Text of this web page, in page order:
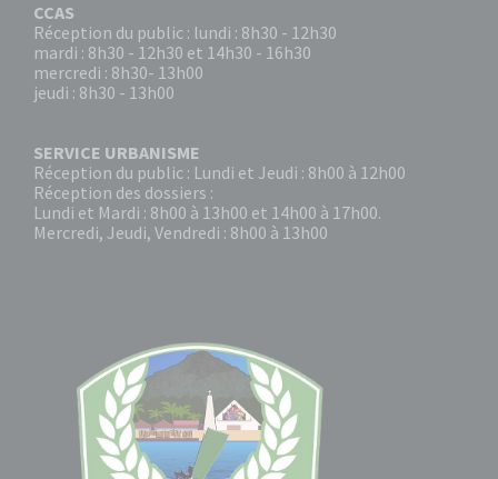
CCAS
Réception du public : lundi : 8h30 - 12h30
mardi : 8h30 - 12h30 et 14h30 - 16h30
mercredi : 8h30- 13h00
jeudi : 8h30 - 13h00
SERVICE URBANISME
Réception du public : Lundi et Jeudi : 8h00 à 12h00
Réception des dossiers :
Lundi et Mardi : 8h00 à 13h00 et 14h00 à 17h00.
Mercredi, Jeudi, Vendredi : 8h00 à 13h00